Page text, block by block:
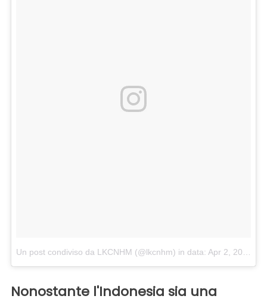
Un post condiviso da LKCNHM (@lkcnhm) in data: Apr 2, 2018 at 3:36 PDT
Nonostante l'Indonesia sia una